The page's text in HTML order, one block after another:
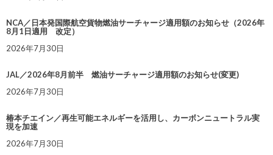
NCA／日本発国際航空貨物燃油サーチャージ適用額のお知らせ（2026年
8月1日適用 改定）
2026年7月30日
JAL／2026年8月前半 燃油サーチャージ適用額のお知らせ(変更)
2026年7月30日
椿本チエイン／再生可能エネルギーを活用し、カーボンニュートラル実
現を加速
2026年7月30日